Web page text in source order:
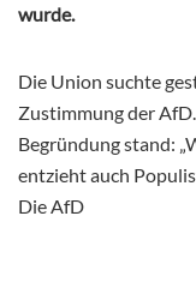
wurde.
Die Union suchte
Zustimmung der
Begründung stand:
entzieht auch
Die AfD